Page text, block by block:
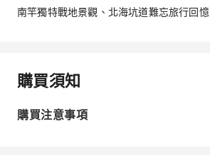
南竿獨特戰地景觀、北海坑道難忘旅行回憶
購買須知
購買注意事項